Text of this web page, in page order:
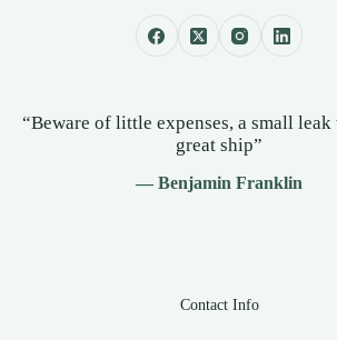
“Beware of little expenses, a small
great ship”
— Benjamin Franklin
Contact Info